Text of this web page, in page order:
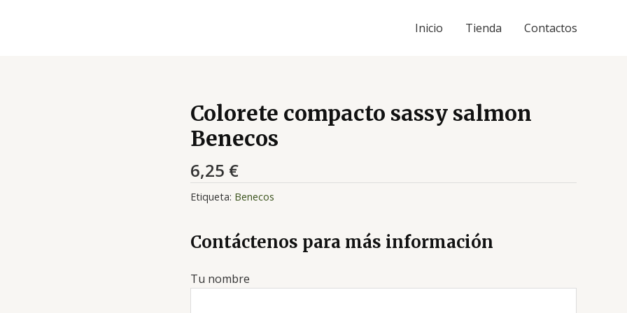
Inicio Tienda Contactos
Colorete compacto sassy salmon
Benecos
6,25 €
Etiqueta: Benecos
Contáctenos para más información
Tu nombre